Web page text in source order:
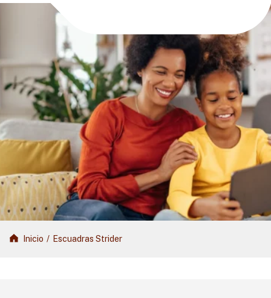
Inicio / Escuadras Strider